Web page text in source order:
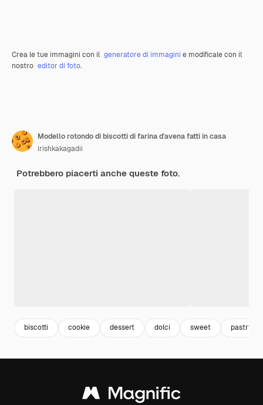
Crea le tue immagini con il generatore di immagini e modificale con il
nostro editor di foto.
Modello rotondo di biscotti di farina d'avena fatti in casa
irishkakagadii
Potrebbero piacerti anche queste foto.
biscotti cookie dessert dolci sweet pastry